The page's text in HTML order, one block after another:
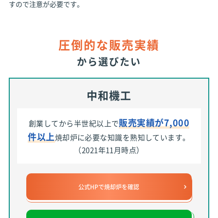
すので注意が必要です。
圧倒的な販売実績
から選びたい
中和機工
創業してから半世紀以上で販売実績が7,000
件以上焼却炉に必要な知識を熟知しています。
（2021年11月時点）
公式HPで焼却炉を確認